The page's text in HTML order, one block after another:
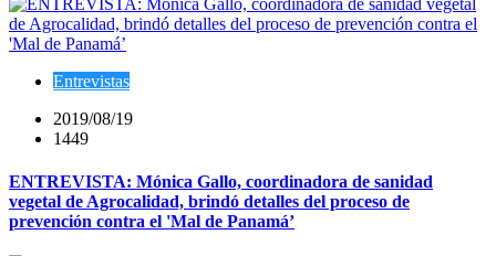
Entrevistas
2019/08/19
1449
ENTREVISTA: Mónica Gallo, coordinadora de sanidad
vegetal de Agrocalidad, brindó detalles del proceso de
prevención contra el 'Mal de Panamá’